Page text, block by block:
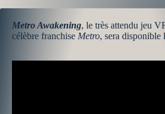
Metro Awakening, le très attendu jeu
célèbre franchise Metro, sera disponible